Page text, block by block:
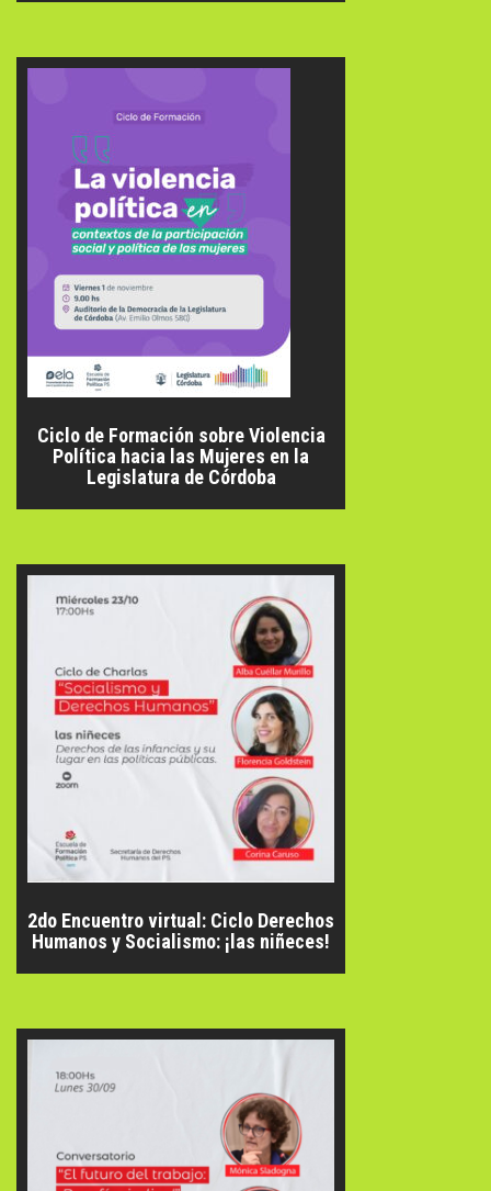
Ciclo de Formación sobre Violencia
Política hacia las Mujeres en la
Legislatura de Córdoba
2do Encuentro virtual: Ciclo Derechos
Humanos y Socialismo: ¡las niñeces!